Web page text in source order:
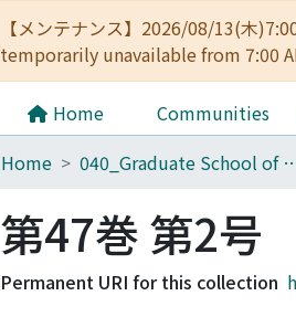
【メンテナンス】2026/08/13(木
temporarily unavailable from 7:00
Home Communities
Home
040_Graduate
第47巻 第2号
Permanent URI for this collection